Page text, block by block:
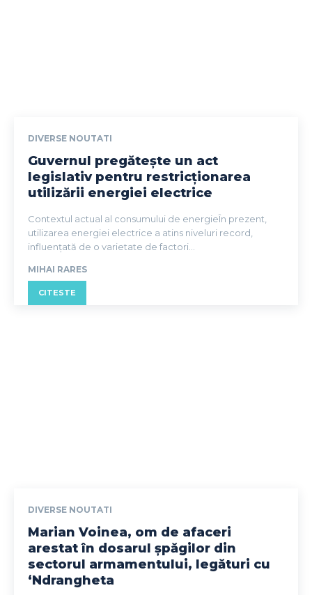
DIVERSE NOUTATI
Guvernul pregătește un act
legislativ pentru restricționarea
utilizării energiei electrice
Contextul actual al consumului de energieÎn prezent,
utilizarea energiei electrice a atins niveluri record,
influențată de o varietate de factori...
MIHAI RARES
CITESTE
DIVERSE NOUTATI
Marian Voinea, om de afaceri
arestat în dosarul șpăgilor din
sectorul armamentului, legături cu
‘Ndrangheta